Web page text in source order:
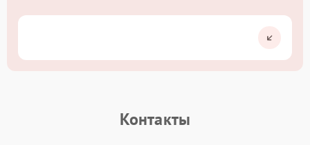
Контакты